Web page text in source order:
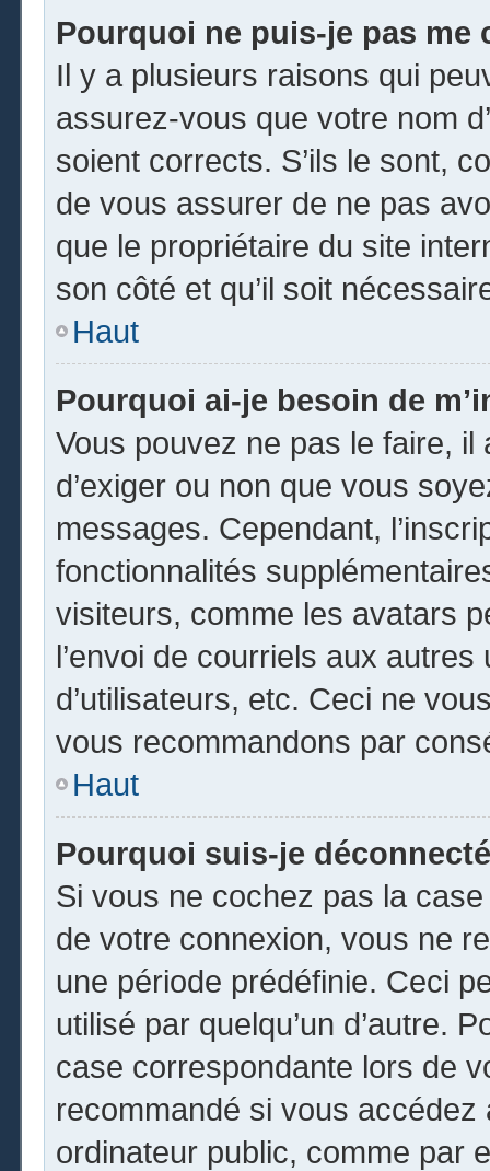
Pourquoi ne puis-je pas me
Il y a plusieurs raisons qui
assurez-vous que votre nom
soient corrects. S’ils le sont,
de vous assurer de ne pas
que le propriétaire du site
son côté et qu’il soit
Haut
Pourquoi ai-je besoin de
Vous pouvez ne pas le faire, il
d’exiger ou non que vous
messages. Cependant,
fonctionnalités
visiteurs, comme les avatars
l’envoi de courriels aux
d’utilisateurs, etc. Ceci ne
vous recommandons par
Haut
Pourquoi suis-je
Si vous ne cochez pas la
de votre connexion, vous ne
une période prédéfinie. Ceci
utilisé par quelqu’un d’autre.
case correspondante lors de
recommandé si vous accédez
ordinateur public, comme par